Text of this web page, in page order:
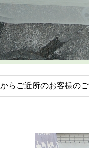
らご近所のお客様の